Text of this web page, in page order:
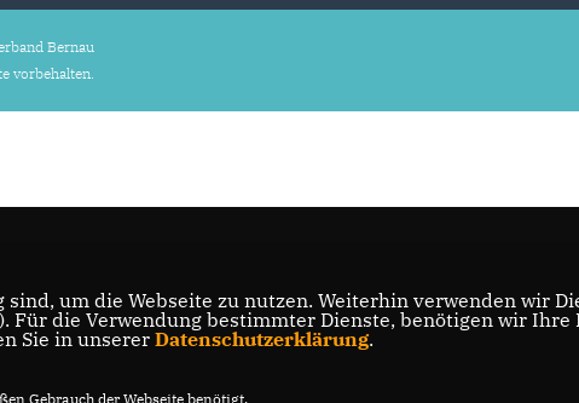
Bernau
vorbehalten.
sind, um die Webseite zu nutzen. Weiterhin verwenden wir
Für die Verwendung bestimmter Dienste, benötigen wir
Sie in unserer Datenschutzerklärung.
Gebrauch der Webseite benötigt.